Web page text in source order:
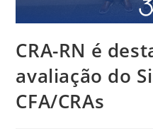
CRA-RN é
avaliação do
CFA/CRAs